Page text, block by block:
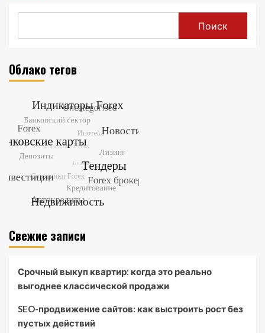
Поиск
Облако тегов
Свежие записи
Срочный выкуп квартир: когда это реально
выгоднее классической продажи
SEO-продвижение сайтов: как выстроить рост без
пустых действий